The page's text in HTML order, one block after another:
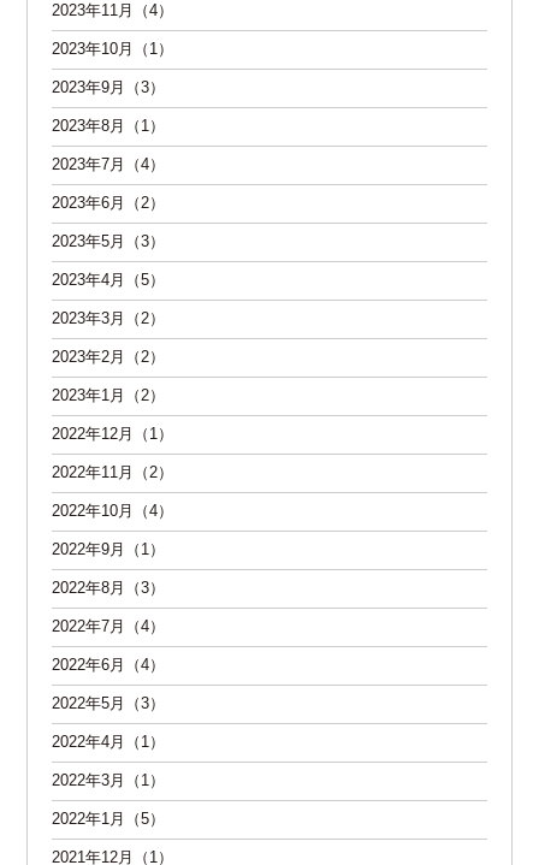
2023年11月（4）
2023年10月（1）
2023年9月（3）
2023年8月（1）
2023年7月（4）
2023年6月（2）
2023年5月（3）
2023年4月（5）
2023年3月（2）
2023年2月（2）
2023年1月（2）
2022年12月（1）
2022年11月（2）
2022年10月（4）
2022年9月（1）
2022年8月（3）
2022年7月（4）
2022年6月（4）
2022年5月（3）
2022年4月（1）
2022年3月（1）
2022年1月（5）
2021年12月（1）